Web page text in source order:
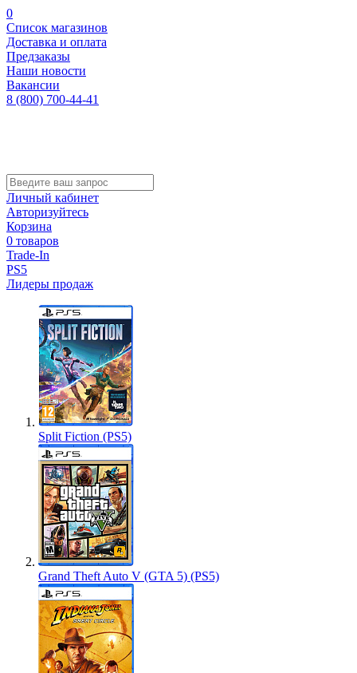
0
Список магазинов
Доставка и оплата
Предзаказы
Наши новости
Вакансии
8 (800) 700-44-41
Личный кабинет
Авторизуйтесь
Корзина
0 товаров
Trade-In
PS5
Лидеры продаж
Split Fiction (PS5)
Grand Theft Auto V (GTA 5) (PS5)